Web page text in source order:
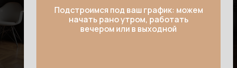
Подстроимся под ваш график: можем
начать рано утром, работать
вечером или в выходной